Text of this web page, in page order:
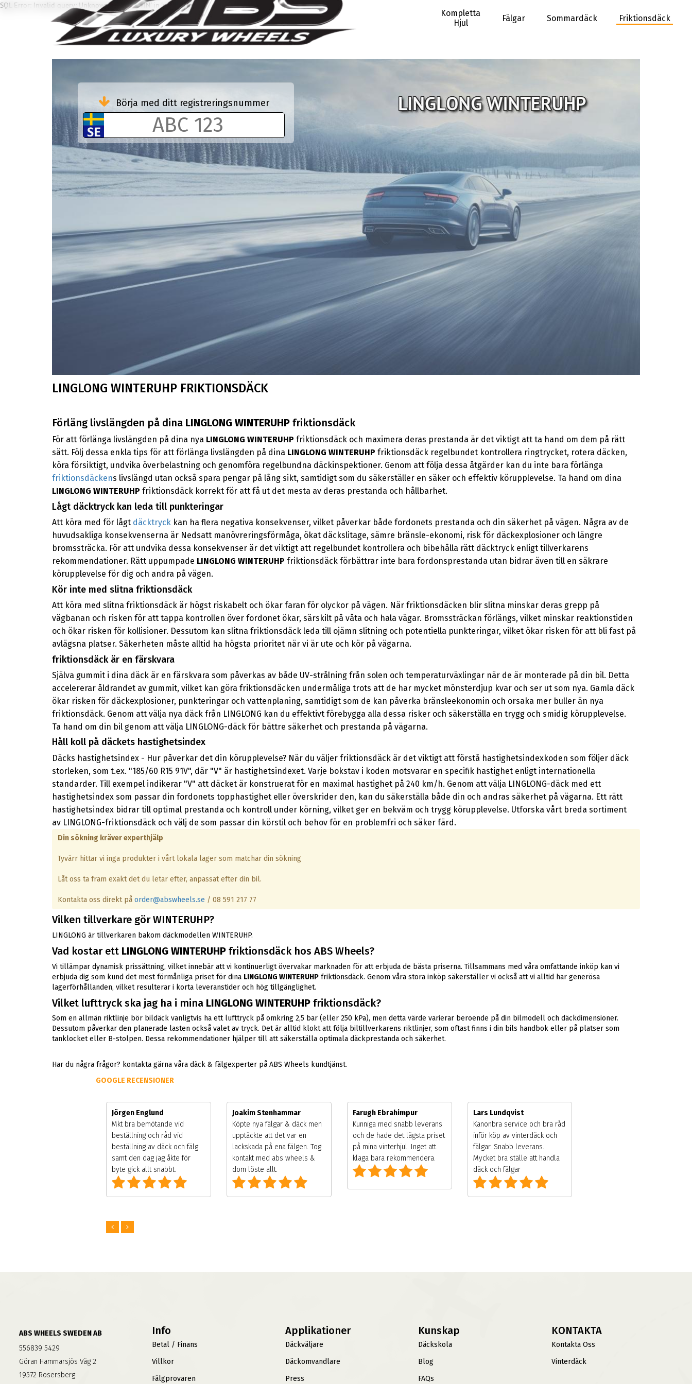
Kompletta
Hjul
Fälgar Sommardäck Friktionsdäck
SQL Error: Invalid query: Unknown column 'WIN' in 'where clause'
Börja med ditt registreringsnummer
LINGLONG WINTERUHP FRIKTIONSDÄCK
Förläng livslängden på dina LINGLONG WINTERUHPfriktionsdäck
För att förlänga livslängden på dina nya LINGLONG WINTERUHP friktionsdäck och maximera deras prestanda är det viktigt att ta hand om dem på rätt
sätt. Följ dessa enkla tips för att förlänga livslängden på dina LINGLONG WINTERUHP friktionsdäck regelbundet kontrollera ringtrycket, rotera däcken,
köra försiktigt, undvika överbelastning och genomföra regelbundna däckinspektioner. Genom att följa dessa åtgärder kan du inte bara förlänga
friktionsdäckens livslängd utan också spara pengar på lång sikt, samtidigt som du säkerställer en säker och effektiv körupplevelse. Ta hand om dina
LINGLONG WINTERUHP friktionsdäck korrekt för att få ut det mesta av deras prestanda och hållbarhet.
Lågt däcktryck kan leda till punkteringar
Att köra med för lågt däcktryckkan ha flera negativa konsekvenser, vilket påverkar både fordonets prestanda och din säkerhet på vägen. Några av de
huvudsakliga konsekvenserna är Nedsatt manövreringsförmåga, ökat däckslitage, sämre bränsle-ekonomi, risk för däckexplosioner och längre
bromssträcka. För att undvika dessa konsekvenser är det viktigt att regelbundet kontrollera och bibehålla rätt däcktryck enligt tillverkarens
rekommendationer. Rätt uppumpade LINGLONG WINTERUHP friktionsdäck förbättrar inte bara fordonsprestanda utan bidrar även till en säkrare
körupplevelse för dig och andra på vägen.
Kör inte med slitna friktionsdäck
Att köra med slitna friktionsdäck är högst riskabelt och ökar faran för olyckor på vägen. När friktionsdäcken blir slitna minskar deras grepp på
vägbanan och risken för att tappa kontrollen över fordonet ökar, särskilt på våta och hala vägar. Bromssträckan förlängs, vilket minskar reaktionstiden
och ökar risken för kollisioner. Dessutom kan slitna friktionsdäck leda till ojämn slitning och potentiella punkteringar, vilket ökar risken för att bli fast på
avlägsna platser. Säkerheten måste alltid ha högsta prioritet när vi är ute och kör på vägarna.
friktionsdäck är en färskvara
Själva gummit i dina däck är en färskvara som påverkas av både UV-strålning från solen och temperaturväxlingar när de är monterade på din bil. Detta
accelererar åldrandet av gummit, vilket kan göra friktionsdäcken undermåliga trots att de har mycket mönsterdjup kvar och ser ut som nya. Gamla däck
ökar risken för däckexplosioner, punkteringar och vattenplaning, samtidigt som de kan påverka bränsleekonomin och orsaka mer buller än nya
friktionsdäck. Genom att välja nya däck från LINGLONG kan du effektivt förebygga alla dessa risker och säkerställa en trygg och smidig körupplevelse.
Ta hand om din bil genom att välja LINGLONG-däck för bättre säkerhet och prestanda på vägarna.
Håll koll på däckets hastighetsindex
Däcks hastighetsindex - Hur påverkar det din körupplevelse? När du väljer friktionsdäck är det viktigt att förstå hastighetsindexkoden som följer däck
storleken, som t.ex. "185/60 R15 91V", där "V" är hastighetsindexet. Varje bokstav i koden motsvarar en specifik hastighet enligt internationella
standarder. Till exempel indikerar "V" att däcket är konstruerat för en maximal hastighet på 240 km/h. Genom att välja LINGLONG-däck med ett
hastighetsindex som passar din fordonets topphastighet eller överskrider den, kan du säkerställa både din och andras säkerhet på vägarna. Ett rätt
hastighetsindex bidrar till optimal prestanda och kontroll under körning, vilket ger en bekväm och trygg körupplevelse. Utforska vårt breda sortiment
av LINGLONG-friktionsdäck och välj de som passar din körstil och behov för en problemfri och säker färd.
Din sökning kräver experthjälp
Tyvärr hittar vi inga produkter i vårt lokala lager som matchar din sökning
Låt oss ta fram exakt det du letar efter, anpassat efter din bil.
Kontakta oss direkt på order@abswheels.se / 08 591 217 77
Vilken tillverkare gör WINTERUHP?
LINGLONG är tillverkaren bakom däckmodellen WINTERUHP.
Vad kostar ett LINGLONG WINTERUHPfriktionsdäck hos ABS Wheels?
Vi tillämpar dynamisk prissättning, vilket innebär att vi kontinuerligt övervakar marknaden för att erbjuda de bästa priserna. Tillsammans med våra omfattande inköp kan vi
erbjuda dig som kund det mest förmånliga priset för dina LINGLONG WINTERUHPfriktionsdäck. Genom våra stora inköp säkerställer vi också att vi alltid har generösa
lagerförhållanden, vilket resulterar i korta leveranstider och hög tillgänglighet.
Vilket lufttryck ska jag ha i mina LINGLONG WINTERUHPfriktionsdäck?
Som en allmän riktlinje bör bildäck vanligtvis ha ett lufttryck på omkring 2,5 bar (eller 250 kPa), men detta värde varierar beroende på din bilmodell och däckdimensioner.
Dessutom påverkar den planerade lasten också valet av tryck. Det är alltid klokt att följa biltillverkarens riktlinjer, som oftast finns i din bils handbok eller på platser som
tanklocket eller B-stolpen. Dessa rekommendationer hjälper till att säkerställa optimala däckprestanda och säkerhet.
Har du några frågor? kontakta gärna våra däck & fälgexperter på ABS Wheels kundtjänst.
GOOGLE RECENSIONER
Jörgen Englund
Mkt bra bemötande vid
beställning och råd vid
beställning av däck och fälg
samt den dag jag åkte för
byte gick allt snabbt.
Joakim Stenhammar
Köpte nya fälgar & däck men
upptäckte att det var en
lackskada på ena fälgen. Tog
kontakt med abs wheels &
dom löste allt.
Farugh Ebrahimpur
Kunniga med snabb leverans
och de hade det lägsta priset
på mina vinterhjul. Inget att
klaga bara rekommendera.
Lars Lundqvist
Kanonbra service och bra råd
inför köp av vinterdäck och
fälgar. Snabb leverans.
Mycket bra ställe att handla
däck och fälgar
ABS WHEELS SWEDEN AB
556839 5429
Göran Hammarsjös Väg 2
19572 Rosersberg
Info
Betal / Finans
Villkor
Fälgprovaren
Applikationer
Däckväljare
Däckomvandlare
Press
Kunskap
Däckskola
Blog
FAQs
KONTAKTA
Kontakta Oss
Vinterdäck